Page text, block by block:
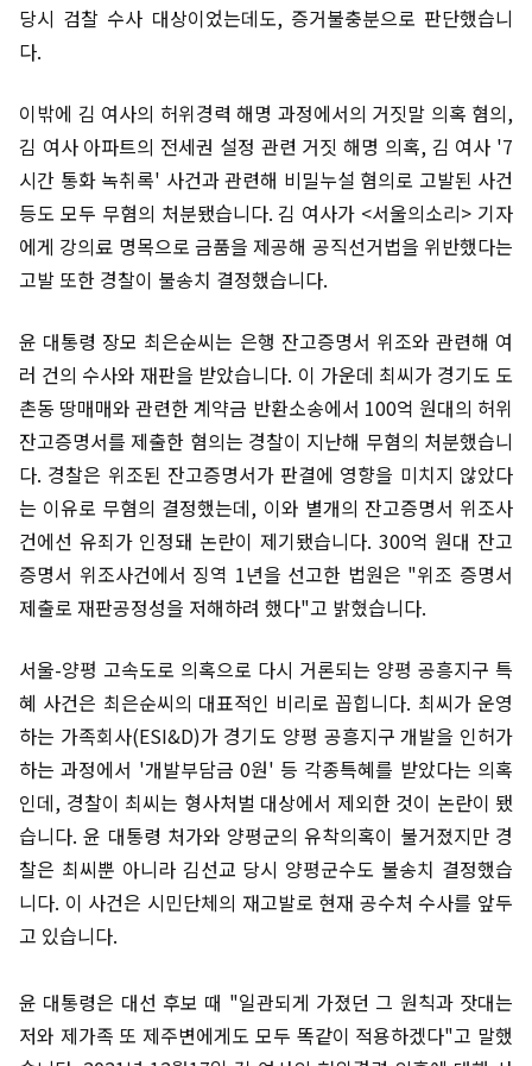
당시 검찰 수사 대상이었는데도, 증거불충분으로 판단했습니
다.
이밖에 김 여사의 허위경력 해명 과정에서의 거짓말 의혹 혐의,
김 여사 아파트의 전세권 설정 관련 거짓 해명 의혹, 김 여사 '7
시간 통화 녹취록' 사건과 관련해 비밀누설 혐의로 고발된 사건
등도 모두 무혐의 처분됐습니다. 김 여사가 <서울의소리> 기자
에게 강의료 명목으로 금품을 제공해 공직선거법을 위반했다는
고발 또한 경찰이 불송치 결정했습니다.
윤 대통령 장모 최은순씨는 은행 잔고증명서 위조와 관련해 여
러 건의 수사와 재판을 받았습니다. 이 가운데 최씨가 경기도 도
촌동 땅매매와 관련한 계약금 반환소송에서 100억 원대의 허위
잔고증명서를 제출한 혐의는 경찰이 지난해 무혐의 처분했습니
다. 경찰은 위조된 잔고증명서가 판결에 영향을 미치지 않았다
는 이유로 무혐의 결정했는데, 이와 별개의 잔고증명서 위조사
건에선 유죄가 인정돼 논란이 제기됐습니다. 300억 원대 잔고
증명서 위조사건에서 징역 1년을 선고한 법원은 "위조 증명서
제출로 재판공정성을 저해하려 했다"고 밝혔습니다.
서울-양평 고속도로 의혹으로 다시 거론되는 양평 공흥지구 특
혜 사건은 최은순씨의 대표적인 비리로 꼽힙니다. 최씨가 운영
하는 가족회사(ESI&D)가 경기도 양평 공흥지구 개발을 인허가
하는 과정에서 '개발부담금 0원' 등 각종특혜를 받았다는 의혹
인데, 경찰이 최씨는 형사처벌 대상에서 제외한 것이 논란이 됐
습니다. 윤 대통령 처가와 양평군의 유착의혹이 불거졌지만 경
찰은 최씨뿐 아니라 김선교 당시 양평군수도 불송치 결정했습
니다. 이 사건은 시민단체의 재고발로 현재 공수처 수사를 앞두
고 있습니다.
윤 대통령은 대선 후보 때 "일관되게 가졌던 그 원칙과 잣대는
저와 제가족 또 제주변에게도 모두 똑같이 적용하겠다"고 말했